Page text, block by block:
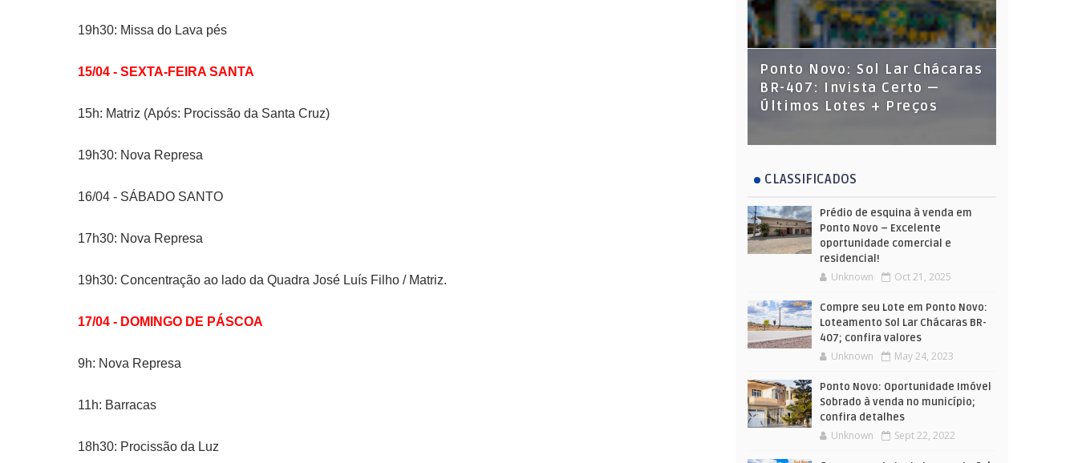
19h30: Missa do Lava pés
15/04 - SEXTA-FEIRA SANTA
15h: Matriz (Após: Procissão da Santa Cruz)
19h30: Nova Represa
16/04 - SÁBADO SANTO
17h30: Nova Represa
19h30: Concentração ao lado da Quadra José Luís Filho / Matriz.
17/04 - DOMINGO DE PÁSCOA
9h: Nova Represa
11h: Barracas
18h30: Procissão da Luz
Ponto Novo: Sol Lar Chácaras
BR-407: Invista Certo —
Últimos Lotes + Preços
CLASSIFICADOS
Prédio de esquina à venda em
Ponto Novo – Excelente
oportunidade comercial e
residencial!
Unknown Oct 21, 2025
Compre seu Lote em Ponto Novo:
Loteamento Sol Lar Chácaras BR-
407; confira valores
Unknown May 24, 2023
Ponto Novo: Oportunidade Imóvel
Sobrado à venda no município;
confira detalhes
Unknown Sept 22, 2022